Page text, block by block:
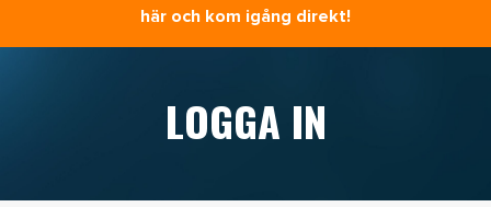
Är du lärare?
här och kom igång direkt!
LOGGA IN